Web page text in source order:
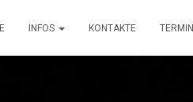
INFOS KONTAKTE